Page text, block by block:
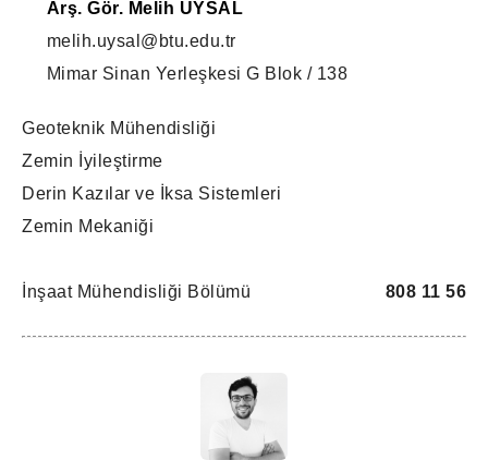
Arş. Gör. Melih UYSAL
melih.uysal@btu.edu.tr
Mimar Sinan Yerleşkesi G Blok / 138
Geoteknik Mühendisliği
Zemin İyileştirme
Derin Kazılar ve İksa Sistemleri
Zemin Mekaniği
808 11 56
İnşaat Mühendisliği Bölümü